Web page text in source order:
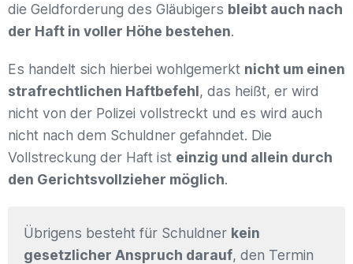
die Geldforderung des Gläubigers bleibt auch nach
der Haft in voller Höhe bestehen.
Es handelt sich hierbei wohlgemerkt nicht um einen
strafrechtlichen Haftbefehl, das heißt, er wird
nicht von der Polizei vollstreckt und es wird auch
nicht nach dem Schuldner gefahndet. Die
Vollstreckung der Haft ist einzig und allein durch
den Gerichtsvollzieher möglich.
Übrigens besteht für Schuldner kein
gesetzlicher Anspruch darauf, den Termin